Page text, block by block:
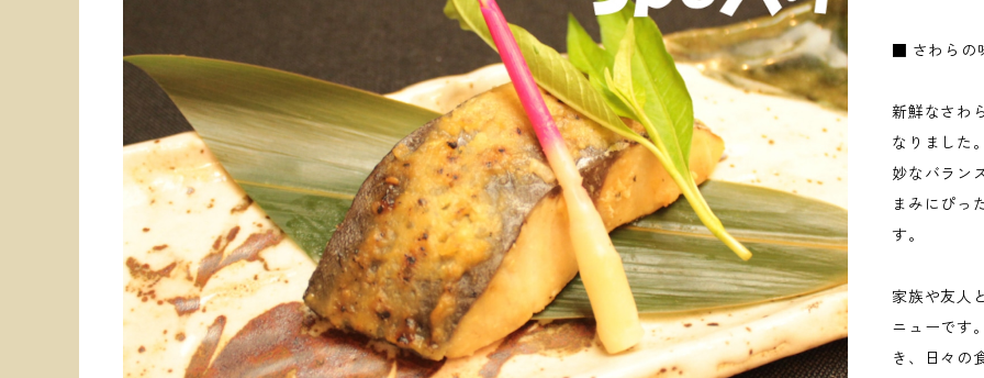
■ さわらの
新鮮なさわ
なりました
妙なバラン
まみにぴっ
す。
家族や友人
ニューです
き、日々の